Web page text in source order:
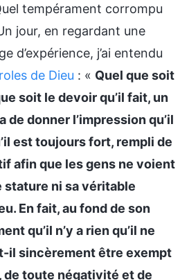
tempérament corrompu
jour, en regardant une
d’expérience, j’ai entendu
de Dieu : « Quel que soit
soit le devoir qu’il fait, un
donner l’impression qu’il
est toujours fort, rempli de
afin que les gens ne voient
stature ni sa véritable
En fait, au fond de son
qu’il n’y a rien qu’il ne
il sincèrement être exempt
de toute négativité et de